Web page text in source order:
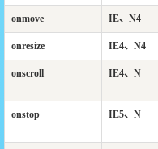
onmove IE、N4
onresize IE4、N4
onscroll IE4、N
onstop IE5、N